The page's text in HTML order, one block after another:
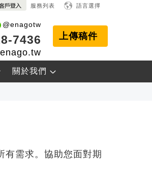
語言選擇
服務列表
上傳稿件
@enagotw
7436
關於我們
有需求。協助您面對期